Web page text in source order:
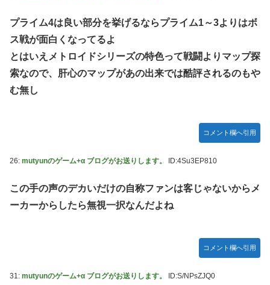
プライム4は良い部分を挙げるならプライム1～3よりはボ
ス戦が面白くなってるよ
とはいえメトロイドシリーズの特色って戦闘よりマップ探
索なので、肝心のマップがあの出来では酷評されるのもや
む無し
コメント欄へ引用
26: mutyunのゲーム+α ブログがお送りします。 ID:4Su3EP810
この手の声のデカいだけの自称ファンは客じゃないからメ
ーカーからしたら無視一択なんだよね
コメント欄へ引用
31: mutyunのゲーム+α ブログがお送りします。 ID:S/NPsZJQ0